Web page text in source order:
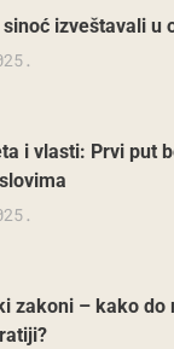
izveštavali u
i vlasti: Prvi put
zakoni – kako do